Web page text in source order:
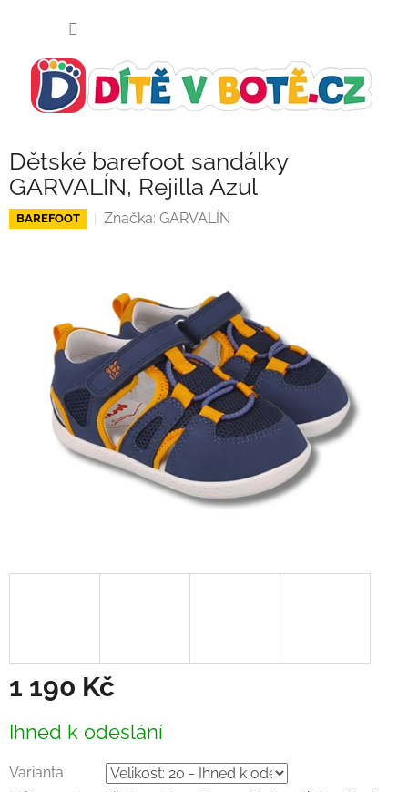
Dětské barefoot sandálky
GARVALÍN, Rejilla Azul
BAREFOOT Značka: GARVALÍN
1 190 Kč
cena:
Ihned k odeslání
Varianta